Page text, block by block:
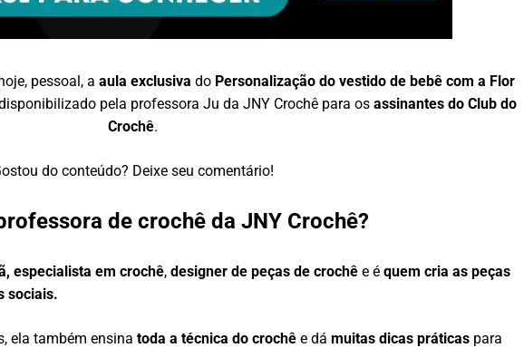
pessoal, aaula exclusiva do Personalização do vestido de bebê com a Flor
pela professora Ju da JNY Crochê para osassinantes do Club do
Crochê.
do conteúdo? Deixe seu comentário!
de crochê da JNY Crochê?
especialista em crochê,designer de peças de crochê e équem cria as peças
sociais.
ela também ensinatoda a técnica do crochê e dámuitas dicas práticas para